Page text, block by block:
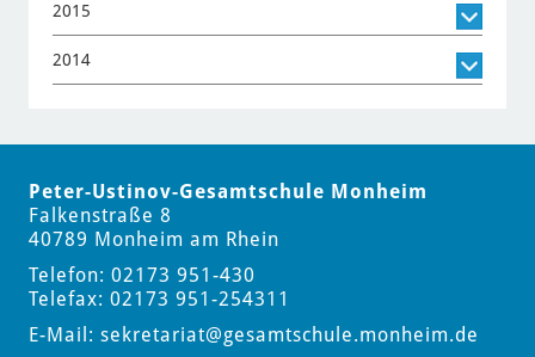
2015
2014
Peter-Ustinov-Gesamtschule Monheim
Falkenstraße 8
40789 Monheim am Rhein
Telefon: 02173 951-430
Telefax: 02173 951-254311
E-Mail: sekretariat@gesamtschule.monheim.de